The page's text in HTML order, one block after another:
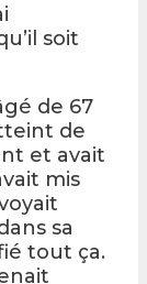
soit
de 67
de
et avait
mis
sa
tout ça.